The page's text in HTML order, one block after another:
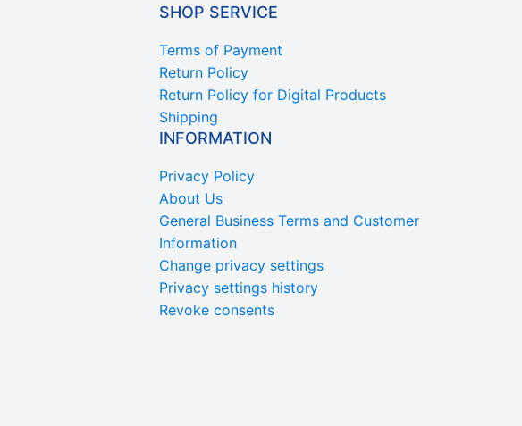
SHOP SERVICE
Terms of Payment
Return Policy
Return Policy for Digital Products
Shipping
INFORMATION
Privacy Policy
About Us
General Business Terms and Customer
Information
Change privacy settings
Privacy settings history
Revoke consents